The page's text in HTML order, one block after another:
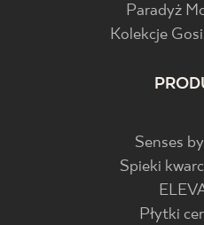
Paradyż
Kolekcje
Senses
Spieki
Płytki